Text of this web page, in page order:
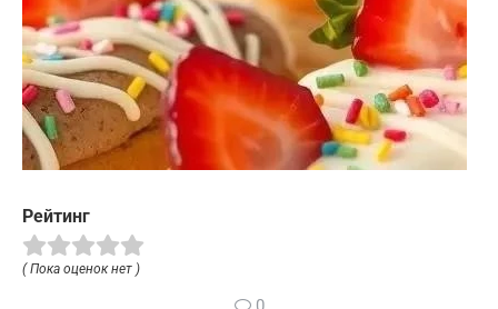
Рейтинг
( Пока оценок нет )